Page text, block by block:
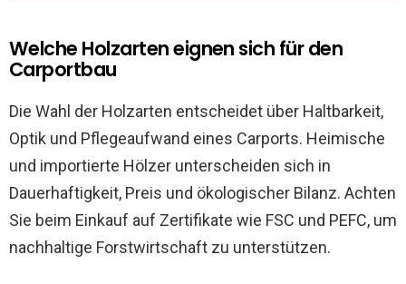
Welche Holzarten eignen sich für den
Carportbau
Die Wahl der Holzarten entscheidet über Haltbarkeit,
Optik und Pflegeaufwand eines Carports. Heimische
und importierte Hölzer unterscheiden sich in
Dauerhaftigkeit, Preis und ökologischer Bilanz. Achten
Sie beim Einkauf auf Zertifikate wie FSC und PEFC, um
nachhaltige Forstwirtschaft zu unterstützen.